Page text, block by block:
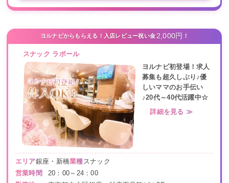
ヨルナビからもらえる！入店レビュー祝い金 2,000円 ！
スナック ラポール
ヨルナビ初登場！求人
募集も超久しぶり♪優
しいママのお手伝い
♪20代～40代活躍中☆
詳細を見る ≫
エリア銀座・新橋業種 スナック
営業時間
20：00～24：00